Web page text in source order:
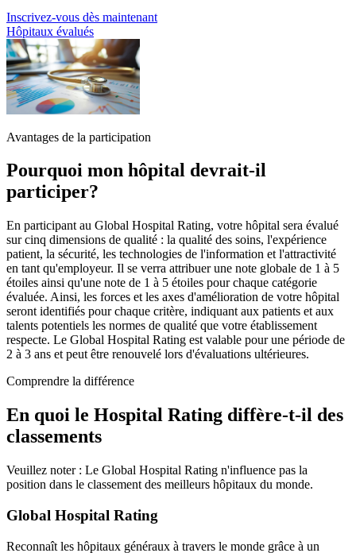
Inscrivez-vous dès maintenant
Hôpitaux évalués
Avantages de la participation
Pourquoi mon hôpital devrait-il
participer?
En participant au Global Hospital Rating, votre hôpital sera évalué
sur cinq dimensions de qualité : la qualité des soins, l'expérience
patient, la sécurité, les technologies de l'information et l'attractivité
en tant qu'employeur. Il se verra attribuer une note globale de 1 à 5
étoiles ainsi qu'une note de 1 à 5 étoiles pour chaque catégorie
évaluée. Ainsi, les forces et les axes d'amélioration de votre hôpital
seront identifiés pour chaque critère, indiquant aux patients et aux
talents potentiels les normes de qualité que votre établissement
respecte. Le Global Hospital Rating est valable pour une période de
2 à 3 ans et peut être renouvelé lors d'évaluations ultérieures.
Comprendre la différence
En quoi le Hospital Rating diffère-t-il des
classements
Veuillez noter : Le Global Hospital Rating n'influence pas la
position dans le classement des meilleurs hôpitaux du monde.
Global Hospital Rating
Reconnaît les hôpitaux généraux à travers le monde grâce à un